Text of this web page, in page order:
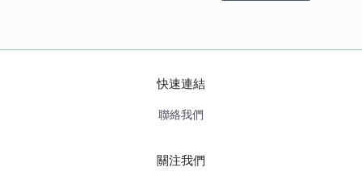
快速連結
聯絡我們
關注我們